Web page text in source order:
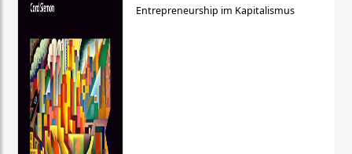
Entrepreneurship im Kapitalismus